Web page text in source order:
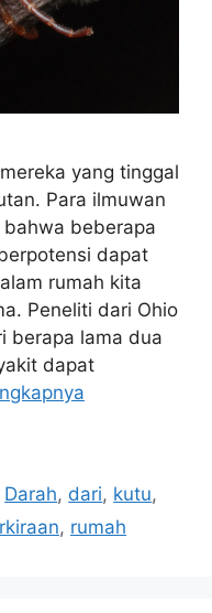
yang tinggal
Para ilmuwan
beberapa
dapat
rumah kita
Peneliti dari Ohio
berapa lama dua
dapat
Darah, dari, kutu,
, rumah